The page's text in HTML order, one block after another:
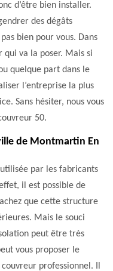
d’être bien installer.
des dégâts
bien pour vous. Dans
qui va la poser. Mais si
quelque part dans le
l’entreprise la plus
Sans hésiter, nous vous
50.
de Montmartin En
par les fabricants
il est possible de
que cette structure
Mais le souci
peut être très
vous proposer le
professionnel. Il